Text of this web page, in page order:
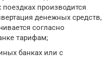
поездках производится
денежных средств,
согласно
тарифам;
банках или с